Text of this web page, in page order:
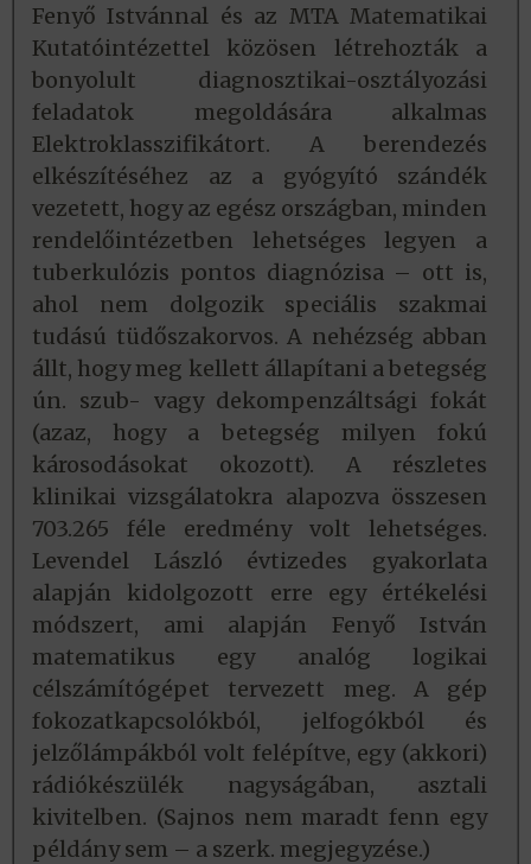
Fenyő Istvánnal és az MTA Matematikai
Kutatóintézettel közösen létrehozták a
bonyolult diagnosztikai-osztályozási
feladatok megoldására alkalmas
Elektroklasszifikátort. A berendezés
elkészítéséhez az a gyógyító szándék
vezetett, hogy az egész országban, minden
rendelőintézetben lehetséges legyen a
tuberkulózis pontos diagnózisa – ott is,
ahol nem dolgozik speciális szakmai
tudású tüdőszakorvos. A nehézség abban
állt, hogy meg kellett állapítani a betegség
ún. szub- vagy dekompenzáltsági fokát
(azaz, hogy a betegség milyen fokú
károsodásokat okozott). A részletes
klinikai vizsgálatokra alapozva összesen
703.265 féle eredmény volt lehetséges.
Levendel László évtizedes gyakorlata
alapján kidolgozott erre egy értékelési
módszert, ami alapján Fenyő István
matematikus egy analóg logikai
célszámítógépet tervezett meg. A gép
fokozatkapcsolókból, jelfogókból és
jelzőlámpákból volt felépítve, egy (akkori)
rádiókészülék nagyságában, asztali
kivitelben. (Sajnos nem maradt fenn egy
példány sem – a szerk. megjegyzése.)